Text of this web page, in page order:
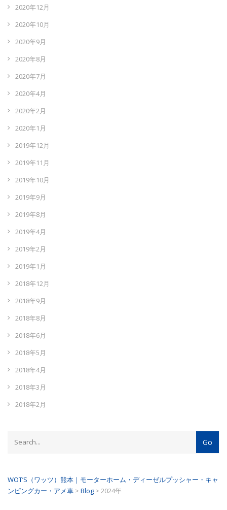
2020年12月
2020年10月
2020年9月
2020年8月
2020年7月
2020年4月
2020年2月
2020年1月
2019年12月
2019年11月
2019年10月
2019年9月
2019年8月
2019年4月
2019年2月
2019年1月
2018年12月
2018年9月
2018年8月
2018年6月
2018年5月
2018年4月
2018年3月
2018年2月
WOT’S（ワッツ）熊本｜モーターホーム・ディーゼルプッシャー・キャ
ンピングカー・アメ車 > Blog > 2024年